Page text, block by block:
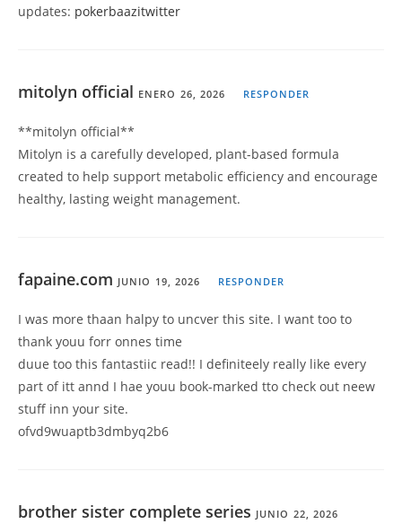
updates: pokerbaazitwitter
mitolyn official ENERO 26, 2026 RESPONDER
**mitolyn official**
Mitolyn is a carefully developed, plant-based formula
created to help support metabolic efficiency and encourage
healthy, lasting weight management.
fapaine.com JUNIO 19, 2026 RESPONDER
I was more thaan halpy to uncver this site. I want too to
thank youu forr onnes time
duue too this fantastiic read!! I definiteely really like every
part of itt annd I hae youu book-marked tto check out neew
stuff inn your site.
ofvd9wuaptb3dmbyq2b6
brother sister complete series JUNIO 22, 2026